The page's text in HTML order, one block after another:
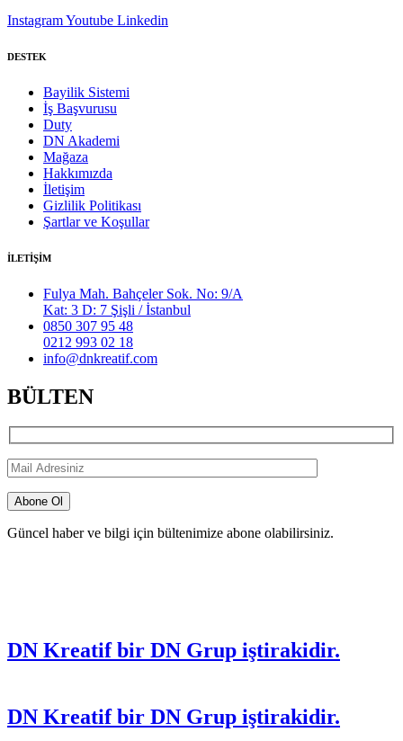
InstagramYoutube Linkedin
DESTEK
Bayilik Sistemi
İş Başvurusu
Duty
DN Akademi
Mağaza
Hakkımızda
İletişim
Gizlilik Politikası
Şartlar ve Koşullar
İLETİŞİM
Fulya Mah. Bahçeler Sok. No: 9/A
Kat: 3 D: 7 Şişli / İstanbul
0850 307 95 48
0212 993 02 18
info@dnkreatif.com
BÜLTEN
Güncel haber ve bilgi için bültenimize abone olabilirsiniz.
DN Kreatif bir DN Grup iştirakidir.
DN Kreatif bir DN Grup iştirakidir.